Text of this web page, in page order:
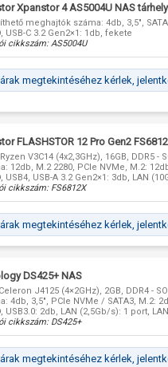
Xpanstor 4 AS5004U NAS
meghajtók száma: 4db, 3,5",
USB-C 3.2 Gen2×1: 1db, fekete
cikkszám:AS5004U
megtekintéséhez kérlek,
FLASHSTOR 12 Pro Gen2
V3C14 (4x2,3GHz), 16GB, DDR5
12db, M.2 2280, PCIe NVMe, M.2:
USB4, USB-A 3.2 Gen2×1: 3db, LAN
cikkszám: FS6812X
megtekintéséhez kérlek,
DS425+ NAS
J4125 (4×2GHz), 2GB, DDR4 -
4db, 3,5", PCIe NVMe / SATA3, M.2:
USB3.0: 2db, LAN (2,5Gb/s): 1 port,
cikkszám: DS425+
megtekintéséhez kérlek,